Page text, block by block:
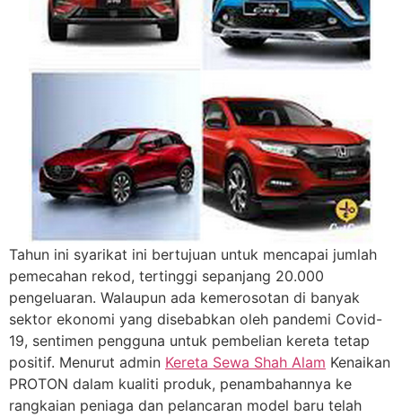
Tahun ini syarikat ini bertujuan untuk mencapai jumlah
pemecahan rekod, tertinggi sepanjang 20.000
pengeluaran. Walaupun ada kemerosotan di banyak
sektor ekonomi yang disebabkan oleh pandemi Covid-
19, sentimen pengguna untuk pembelian kereta tetap
positif. Menurut admin Kereta Sewa Shah Alam Kenaikan
PROTON dalam kualiti produk, penambahannya ke
rangkaian peniaga dan pelancaran model baru telah